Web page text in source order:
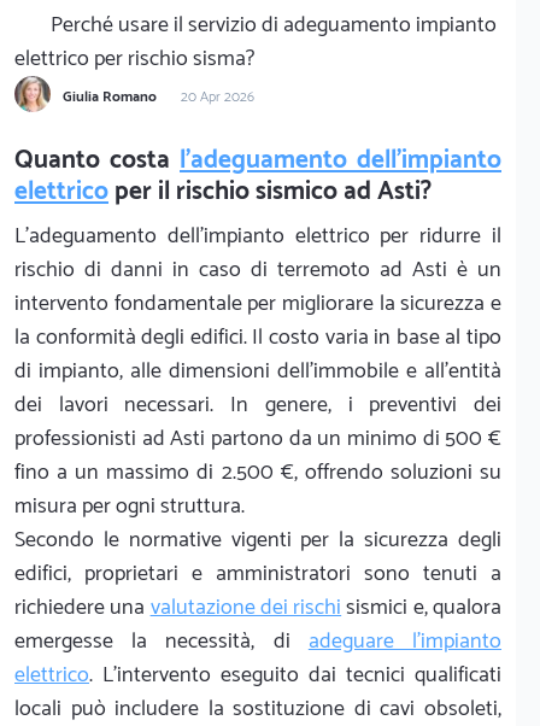
Perché usare il servizio di adeguamento impianto
elettrico per rischio sisma?
Giulia Romano 20 Apr 2026
Quanto costa l'adeguamento dell'impianto
elettricoper il rischio sismico ad Asti?
L'adeguamento dell'impianto elettrico per ridurre il
rischio di danni in caso di terremoto ad Asti è un
intervento fondamentale per migliorare la sicurezza e
la conformità degli edifici. Il costo varia in base al tipo
di impianto, alle dimensioni dell'immobile e all'entità
dei lavori necessari. In genere, i preventivi dei
professionisti ad Asti partono da un minimo di 500 €
fino a un massimo di 2.500 €, offrendo soluzioni su
misura per ogni struttura.
Secondo le normative vigenti per la sicurezza degli
edifici, proprietari e amministratori sono tenuti a
richiedere unavalutazione dei rischisismici e, qualora
emergesse la necessità, diadeguare l'impianto
elettrico. L'intervento eseguito dai tecnici qualificati
locali può includere la sostituzione di cavi obsoleti,